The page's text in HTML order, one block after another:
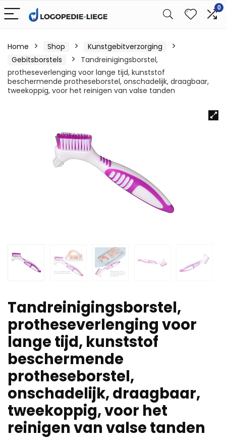
0
Home Shop
Kunstgebitverzorging
Gebitsborstels
Tandreinigingsborstel,
protheseverlenging voor lange tijd, kunststof
beschermende protheseborstel, onschadelijk, draagbaar,
tweekoppig, voor het reinigen van valse tanden
Tandreinigingsborstel,
protheseverlenging voor
lange tijd, kunststof
beschermende
protheseborstel,
onschadelijk, draagbaar,
tweekoppig, voor het
reinigen van valse tanden